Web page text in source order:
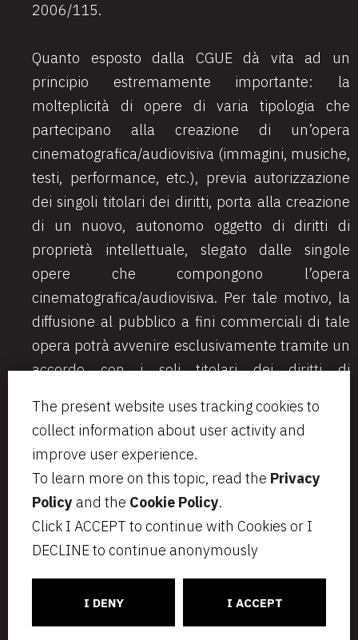
The present website uses tracking cookies to
collect information about user activity and
improve user experience.
To learn more on this topic, read the Privacy
Policy and the Cookie Policy.
Click I ACCEPT to continue with Cookies or I
DECLINE to continue anonymously
I DENY I ACCEPT
2006/115.
Quanto esposto dalla CGUE dà vita ad un
principio estremamente importante: la
molteplicità di opere di varia tipologia che
partecipano alla creazione di un’opera
cinematografica/audiovisiva (immagini, musiche,
testi, performance, etc.), previa autorizzazione
dei singoli titolari dei diritti, porta alla creazione
di un nuovo, autonomo oggetto di diritti di
proprietà intellettuale, slegato dalle singole
opere che compongono l’opera
cinematografica/audiovisiva. Per tale motivo, la
diffusione al pubblico a fini commerciali di tale
opera potrà avvenire esclusivamente tramite un
accordo con i soli titolari dei diritti di
Via Aurelio Saffi, 23
20123 Milano
VAT IT07797470965
segreteria@bcip.it
+ 39 02 49 46 8776
Privacy
Cookie Policy
Insurance: Tokiomarine HCC – N. HCC19-W0035914 – Ceiling Euro